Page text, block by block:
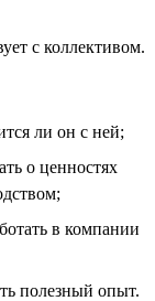
с коллективом.
ли он с ней;
о ценностях
в компании
полезный опыт.